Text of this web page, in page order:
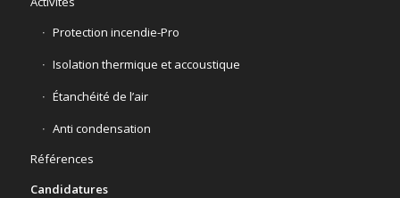
Protection incendie-Pro
Isolation thermique et accoustique
Étanchéité de l’air
Anti condensation
Références
Candidatures